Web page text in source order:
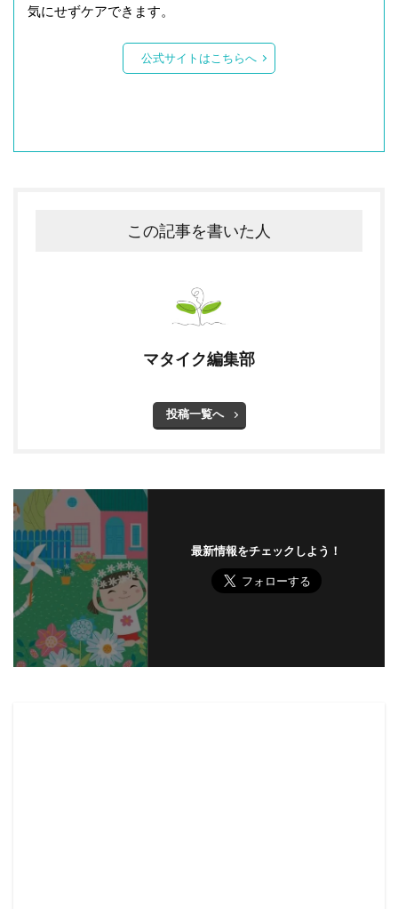
気にせずケアできます。
公式サイトはこちらへ
この記事を書いた人
マタイク編集部
投稿一覧へ
最新情報をチェックしよう！